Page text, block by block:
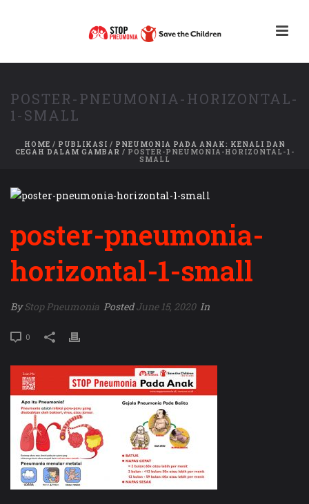
POSTER-PNEUMONIA-HORIZONTAL-
1-SMALL
HOME / PUBLIKASI / PNEUMONIA PADA ANAK: KENALI DAN
CEGAH DALAM GAMBAR / POSTER-PNEUMONIA-HORIZONTAL-1-
SMALL
poster-pneumonia-
horizontal-1-small
ByStop Pneumonia PostedJune 15, 2020 In
0